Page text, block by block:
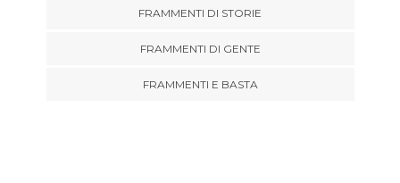
FRAMMENTI DI STORIE
FRAMMENTI DI GENTE
FRAMMENTI E BASTA